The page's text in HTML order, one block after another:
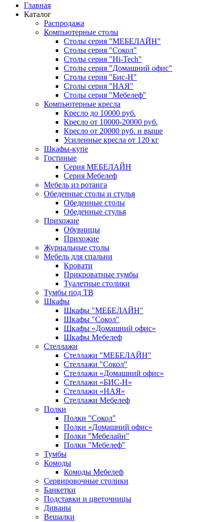
Главная
Каталог
Распродажа
Компьютерные столы
Столы серия "МЕБЕЛАЙН"
Столы серия "Сокол"
Столы серия "Hi-Tech"
Столы серия "Домашний офис"
Столы серия "Бис-Н"
Столы серия "НАЯ"
Столы серия "Мебелеф"
Компьютерные кресла
Кресло до 10000 руб.
Кресло от 10000-20000 руб.
Кресло от 20000 руб. и выше
Усиленные кресла от 120 кг
Шкафы-купе
Гостиные
Серия МЕБЕЛАЙН
Серия Мебелеф
Мебель из ротанга
Обеденные столы и стулья
Обеденные столы
Обеденные стулья
Прихожие
Обувницы
Прихожие
Журнальные столы
Мебель для спальни
Кровати
Прикроватные тумбы
Туалетные столики
Тумбы под ТВ
Шкафы
Шкафы "МЕБЕЛАЙН"
Шкафы "Сокол"
Шкафы «Домашний офис»
Шкафы Мебелеф
Стеллажи
Стеллажи "МЕБЕЛАЙН"
Стеллажи "Сокол"
Стеллажи «Домашний офис»
Стеллажи «БИС-Н»
Стеллажи «НАЯ»
Стеллажи Мебелеф
Полки
Полки "Сокол"
Полки «Домашний офис»
Полки "Мебелайн"
Полки "Мебелеф"
Тумбы
Комоды
Комоды Мебелеф
Сервировочные столики
Банкетки
Подставки и цветочницы
Диваны
Вешалки